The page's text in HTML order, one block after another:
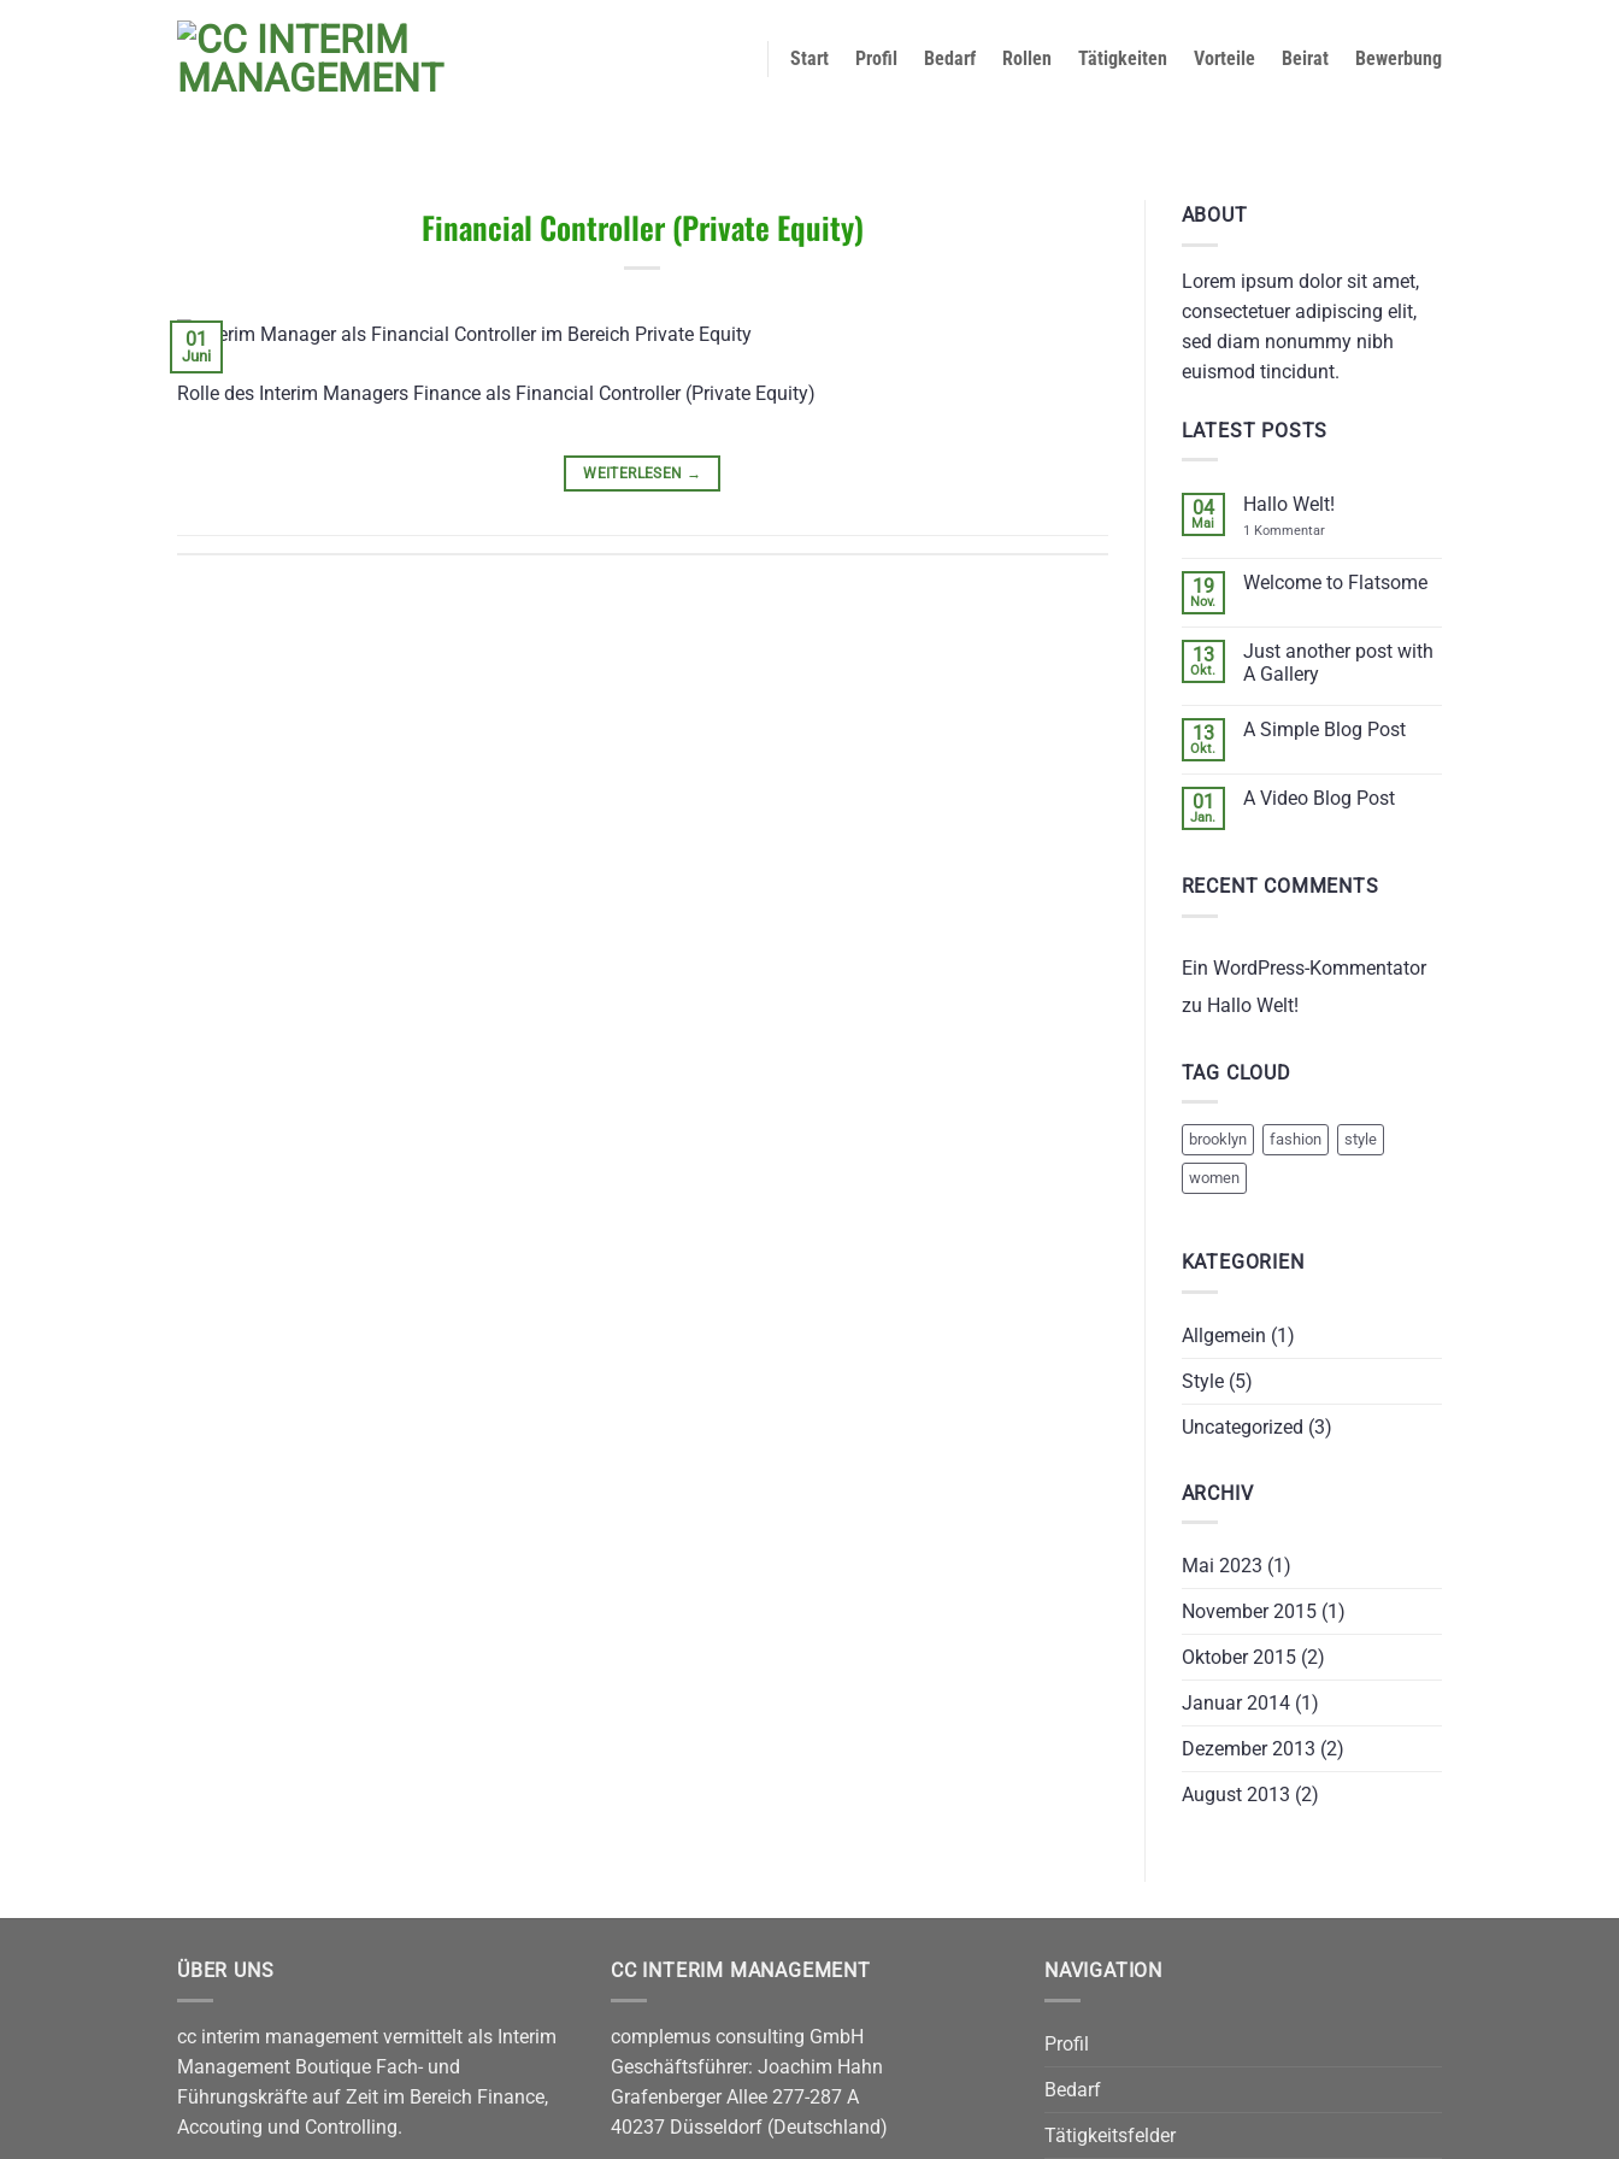
Start Profil Bedarf Rollen Tätigkeiten Vorteile Beirat Bewerbung
Financial Controller (Private Equity)
01
Juni
Rolle des Interim Managers Finance als Financial Controller (Private Equity)
WEITERLESEN →
ABOUT
Lorem ipsum dolor sit amet,
consectetuer adipiscing elit,
sed diam nonummy nibh
euismod tincidunt.
LATEST POSTS
04
Mai
Hallo Welt!
1 Kommentarzu
19
Nov.
Welcome to Flatsome
Welcome
to
Flatsome
13
Okt.
Just another post with
A Gallery
zu
with
A
13
Okt.
A Simple Blog Post
A
01
Jan.
A Video Blog Post
Video
RECENT COMMENTS
Ein WordPress-Kommentator
zu Hallo Welt!
TAG CLOUD
brooklyn fashion style
women
KATEGORIEN
Allgemein (1)
Style(5)
Uncategorized (3)
ARCHIV
Mai 2023 (1)
November 2015(1)
Oktober 2015(2)
Januar 2014(1)
Dezember 2013 (2)
August 2013 (2)
ÜBER UNS
cc interim management vermittelt als Interim
Management Boutique Fach- und
Führungskräfte auf Zeit im Bereich Finance,
Accouting und Controlling.
CC INTERIM MANAGEMENT
complemus consulting GmbH
Geschäftsführer: Joachim Hahn
Grafenberger Allee 277-287 A
40237 Düsseldorf (Deutschland)
NAVIGATION
Profil
Bedarf
Tätigkeitsfelder